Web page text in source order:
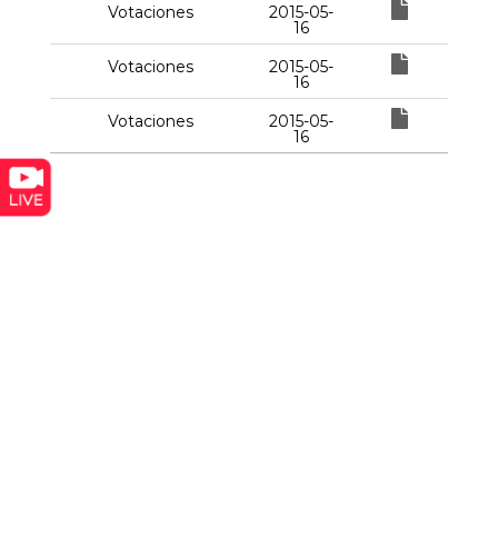
Votaciones
2015-05-
16
Votaciones
2015-05-
16
Votaciones
2015-05-
16